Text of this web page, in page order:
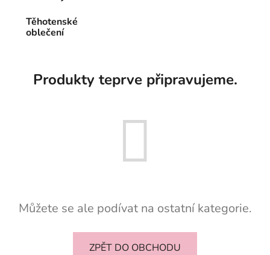
Těhotenské
oblečení
Produkty teprve připravujeme.
Můžete se ale podívat na ostatní kategorie.
ZPĚT DO OBCHODU